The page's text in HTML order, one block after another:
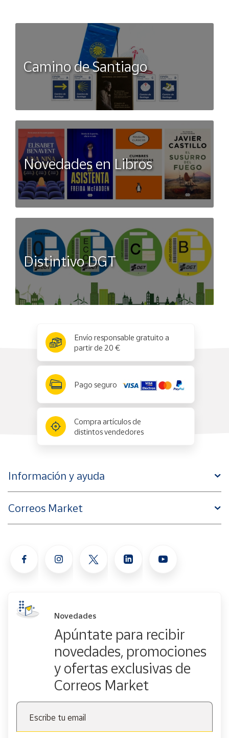
Camino de Santiago
Novedades en Libros
Distintivo DGT
Envío responsable gratuito a
partir de 20 €
Pago seguro
Compra artículos de
distintos vendedores
Información y ayuda
Correos Market
Novedades
Apúntate para recibir
novedades, promociones
y ofertas exclusivas de
Correos Market
Escribe tu email